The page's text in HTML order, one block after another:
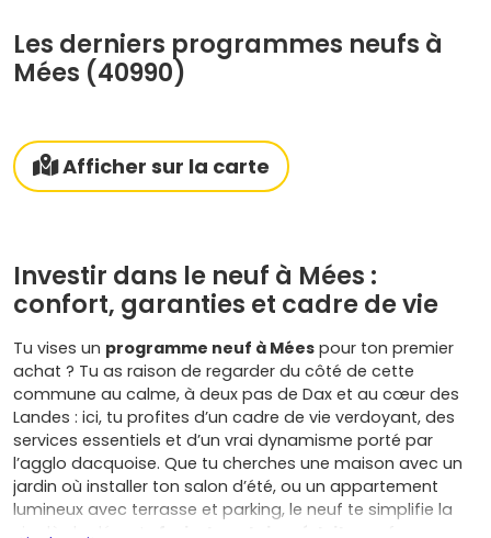
Les derniers programmes neufs à
Mées (40990)
Afficher sur la carte
Investir dans le neuf à Mées :
confort, garanties et cadre de vie
Tu vises un programme neuf à Mées pour ton premier
achat ? Tu as raison de regarder du côté de cette
commune au calme, à deux pas de Dax et au cœur des
Landes : ici, tu profites d’un cadre de vie verdoyant, des
services essentiels et d’un vrai dynamisme porté par
l’agglo dacquoise. Que tu cherches une maison avec un
jardin où installer ton salon d’été, ou un appartement
lumineux avec terrasse et parking, le neuf te simplifie la
vie dès le départ :